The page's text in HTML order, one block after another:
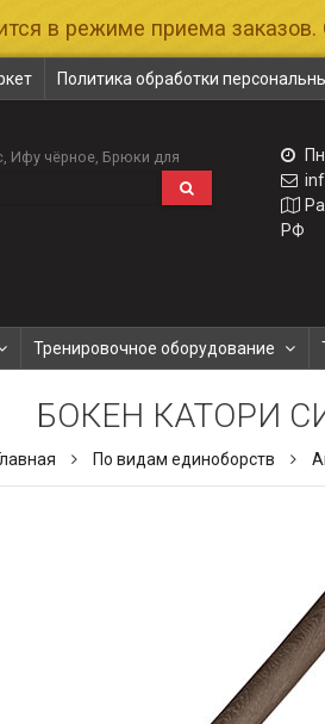
в режиме приема
Политика обработки
Ифу чёрное Брюки для
РФ
Тренировочное оборудование
БОКЕН КАТОРИ
По видам единоборств